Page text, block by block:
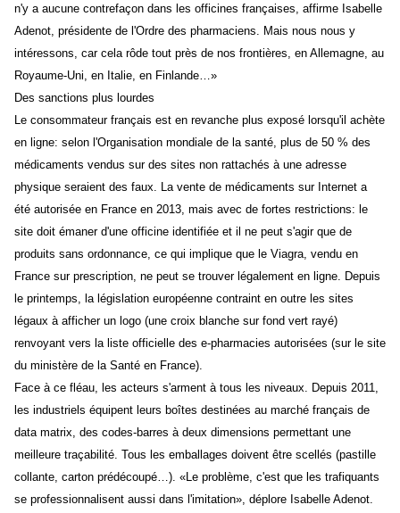
n'y a aucune contrefaçon dans les officines françaises, affirme Isabelle
Adenot, présidente de l'Ordre des pharmaciens. Mais nous nous y
intéressons, car cela rôde tout près de nos frontières, en Allemagne, au
Royaume-Uni, en Italie, en Finlande…»
Des sanctions plus lourdes
Le consommateur français est en revanche plus exposé lorsqu'il achète
en ligne: selon l'Organisation mondiale de la santé, plus de 50 % des
médicaments vendus sur des sites non rattachés à une adresse
physique seraient des faux. La vente de médicaments sur Internet a
été autorisée en France en 2013, mais avec de fortes restrictions: le
site doit émaner d'une officine identifiée et il ne peut s'agir que de
produits sans ordonnance, ce qui implique que le Viagra, vendu en
France sur prescription, ne peut se trouver légalement en ligne. Depuis
le printemps, la législation européenne contraint en outre les sites
légaux à afficher un logo (une croix blanche sur fond vert rayé)
renvoyant vers la liste officielle des e-pharmacies autorisées (sur le site
du ministère de la Santé en France).
Face à ce fléau, les acteurs s'arment à tous les niveaux. Depuis 2011,
les industriels équipent leurs boîtes destinées au marché français de
data matrix, des codes-barres à deux dimensions permettant une
meilleure traçabilité. Tous les emballages doivent être scellés (pastille
collante, carton prédécoupé…). «Le problème, c'est que les trafiquants
se professionnalisent aussi dans l'imitation», déplore Isabelle Adenot.